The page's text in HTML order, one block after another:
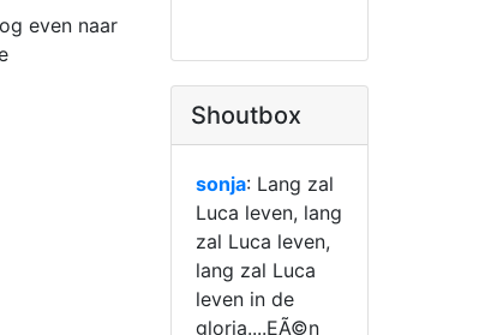
even naar
Shoutbox
sonja: Lang zal
Luca leven, lang
zal Luca leven,
lang zal Luca
leven in de
gloria....EÃ©n